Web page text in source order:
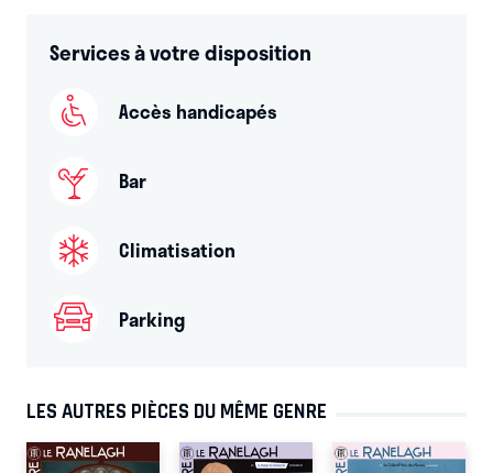
Services à votre disposition
Accès handicapés
Bar
Climatisation
Parking
LES AUTRES PIÈCES DU MÊME GENRE